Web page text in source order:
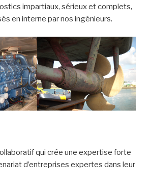
impartiaux, sérieux et complets,
en interne par nos ingénieurs.
qui crée une expertise forte
d’entreprises expertes dans leur